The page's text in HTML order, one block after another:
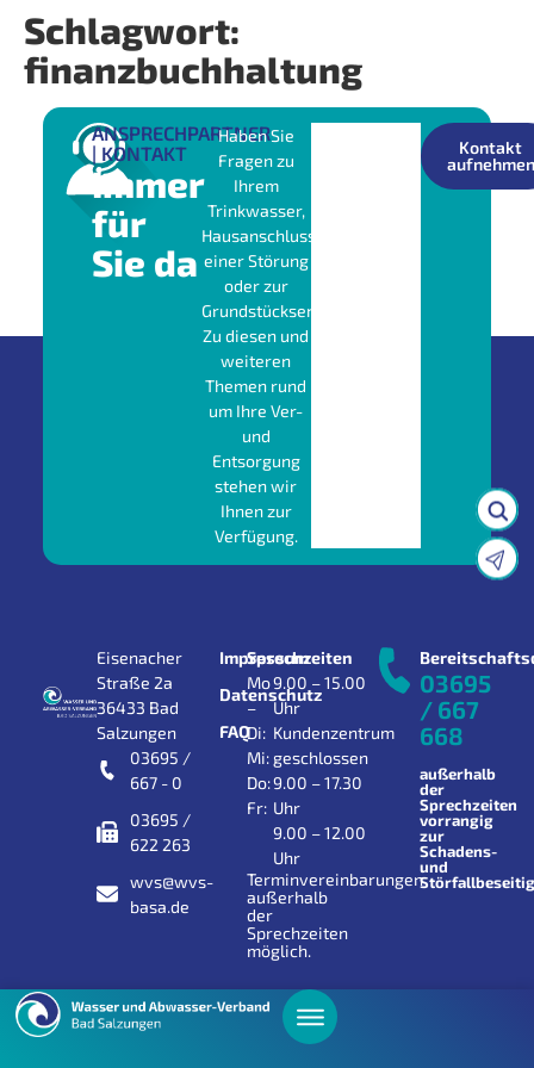
Schlagwort:
finanzbuchhaltung
ANSPRECHPARTNER
| KONTAKT
Immer
für
Sie da
Haben Sie
Fragen zu
Ihrem
Trinkwasser,
Hausanschluss,
einer Störung
oder zur
Grundstücksentwässerung?
Zu diesen und
weiteren
Themen rund
um Ihre Ver-
und
Entsorgung
stehen wir
Ihnen zur
Verfügung.
Kontakt
aufnehmen
Eisenacher
Straße 2a
36433 Bad
Salzungen
03695 /
667 - 0
03695 /
622 263
wvs@wvs-
basa.de
Impressum
Datenschutz
FAQ
Sprechzeiten
Mo
–
Di:
Mi:
Do:
Fr:
9.00 – 15.00
Uhr
Kundenzentrum
geschlossen
9.00 – 17.30
Uhr
9.00 – 12.00
Uhr
Terminvereinbarungen
außerhalb
der
Sprechzeiten
möglich.
03695
/ 667
668
außerhalb
der
Sprechzeiten
vorrangig
zur
Schadens-
und